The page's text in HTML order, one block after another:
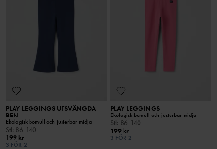
PLAY LEGGINGS UTSVÄNGDA
BEN
Ekologisk bomull och justerbar midja
Stl: 86-140
199 kr
3 FÖR 2
PLAY LEGGINGS
Ekologisk bomull och justerbar midja
Stl: 86-140
199 kr
3 FÖR 2